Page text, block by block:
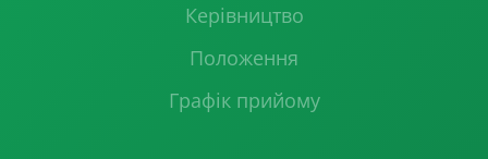
Керівництво
Положення
Графік прийому